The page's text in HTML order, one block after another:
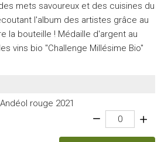
mets savoureux et des cuisines du
l'album des artistes grâce au
la bouteille ! Médaille d'argent au
vins bio "Challenge Millésime Bio"
rouge 2021